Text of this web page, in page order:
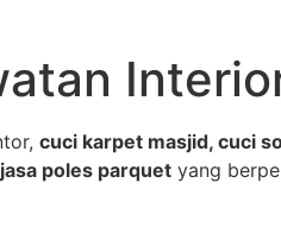
cuci karpet masjid, cuci
poles parquet yang